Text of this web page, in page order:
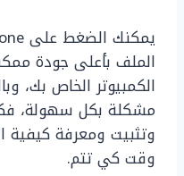
الملف بأعلى جودة
الكمبيوتر الخاص بك،
مشكلة بكل سهولة،
وتثبيت ومعرفة
وقت كي تتم.